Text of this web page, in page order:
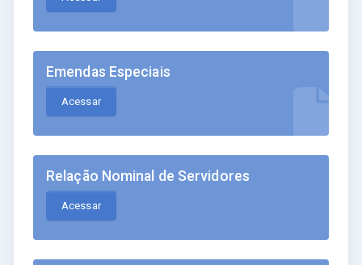
Emendas Especiais
Acessar
Relação Nominal de Servidores
Acessar